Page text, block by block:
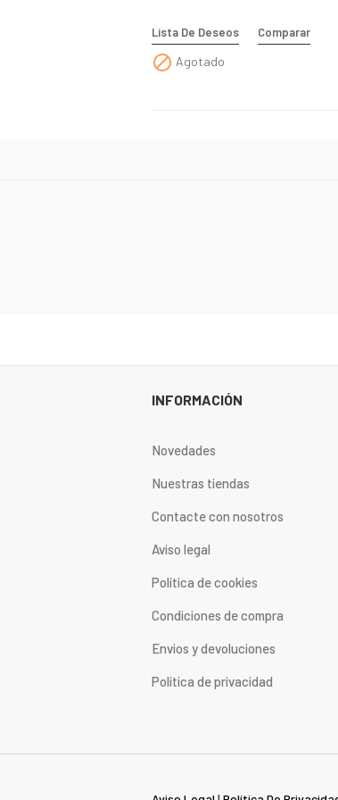
Lista De Deseos Comparar
 Agotado
INFORMACIÓN
Novedades
Nuestras tiendas
Contacte con nosotros
Aviso legal
Política de cookies
Condiciones de compra
Envios y devoluciones
Política de privacidad